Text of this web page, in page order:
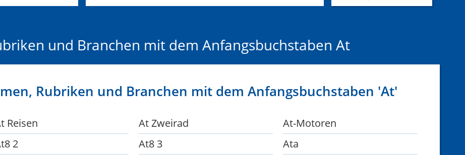
und Branchen mit dem Anfangsbuchstaben At
Rubriken und Branchen mit dem Anfangsbuchstaben 'At'
Reisen At Zweirad
At-Motoren
2 At8 3
Ata